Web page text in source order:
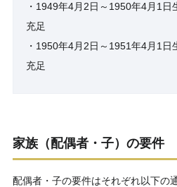
・1949年4月2日～1950年4月1
充足
・1950年4月2日～1951年4月1
充足
家族（配偶者・子）の要件
配偶者・子の要件はそれぞれ以下の